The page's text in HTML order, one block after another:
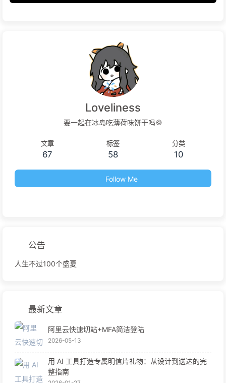
Loveliness
要一起在冰岛吃薄荷味饼干吗🍪
文章
67
标签
58
分类
10
Follow Me
公告
人生不过100个盛夏
最新文章
阿里云快速切站+MFA简洁登陆
2026-05-13
用 AI 工具打造专属明信片礼物：从设计到送达的完
整指南